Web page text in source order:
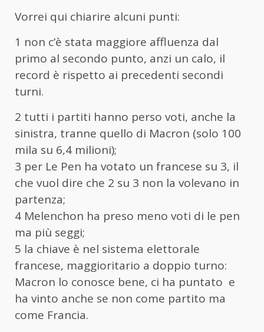
Vorrei qui chiarire alcuni punti:
1 non c’è stata maggiore affluenza dal
primo al secondo punto, anzi un calo, il
record è rispetto ai precedenti secondi
turni.
2 tutti i partiti hanno perso voti, anche la
sinistra, tranne quello di Macron (solo 100
mila su 6,4 milioni);
3 per Le Pen ha votato un francese su 3, il
che vuol dire che 2 su 3 non la volevano in
partenza;
4 Melenchon ha preso meno voti di le pen
ma più seggi;
5 la chiave è nel sistema elettorale
francese, maggioritario a doppio turno:
Macron lo conosce bene, ci ha puntato e
ha vinto anche se non come partito ma
come Francia.